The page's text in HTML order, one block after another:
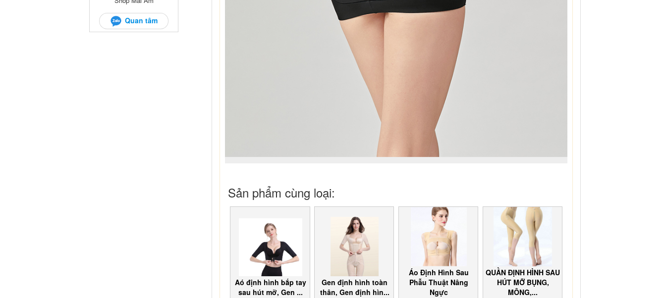
Sản phẩm cùng loại:
Aó định hình bắp tay
sau hút mỡ, Gen ...
Gen định hình toàn
thân, Gen định hìn...
Áo Định Hình Sau
Phẫu Thuật Nâng
Ngực
QUẦN ĐỊNH HÌNH SAU
HÚT MỠ BỤNG,
MÔNG,...